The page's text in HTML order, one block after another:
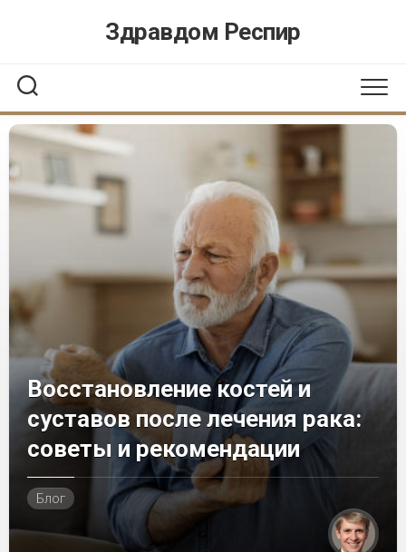
Здравдом Респир
Восстановление костей и
суставов после лечения рака:
советы и рекомендации
Блог